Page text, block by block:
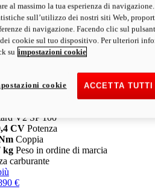
V2 SP
CVPotenza
Coppia
kgPeso in ordine di marcia
carburante
35 kW: 18.890 € i
scopri di più
V2 SP 100
CV Potenza
Coppia
kg Peso in ordine di marcia
carburante
€
al massimo la tua esperienza di
sull’utilizzo dei nostri siti Web,
di navigazione. Facendo clic sul
cookie sul tuo dispositivo. Per ulteriori
su impostazioni cookie
ACCETTA
cookie